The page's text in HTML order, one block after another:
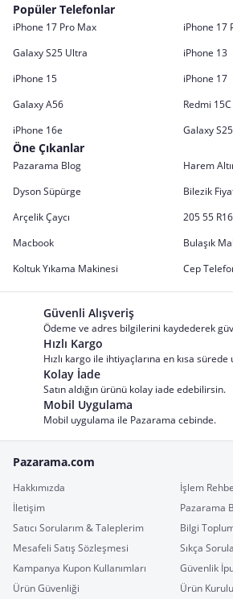
Popüler Telefonlar
iPhone 17 Pro Max
iPhone 17
Galaxy S25 Ultra
iPhone 13
iPhone 15
iPhone 17
Galaxy A56
Redmi 15C
iPhone 16e
Galaxy
Öne Çıkanlar
Pazarama Blog
Harem
Dyson Süpürge
Bilezik
Arçelik Çaycı
205 55
Macbook
Bulaşık
Koltuk Yıkama Makinesi
Cep
Güvenli Alışveriş
Ödeme ve adres bilgilerini kaydederek
Hızlı Kargo
Hızlı kargo ile ihtiyaçlarına en kısa sürede
Kolay İade
Satın aldığın ürünü kolay iade edebilirsin.
Mobil Uygulama
Mobil uygulama ile Pazarama cebinde.
Pazarama.com
Hakkımızda
İşlem
İletişim
Pazarama
Satıcı Sorularım & Taleplerim
Bilgi
Mesafeli Satış Sözleşmesi
Sıkça
Kampanya Kupon Kullanımları
Güvenlik
Ürün Güvenliği
Ürün